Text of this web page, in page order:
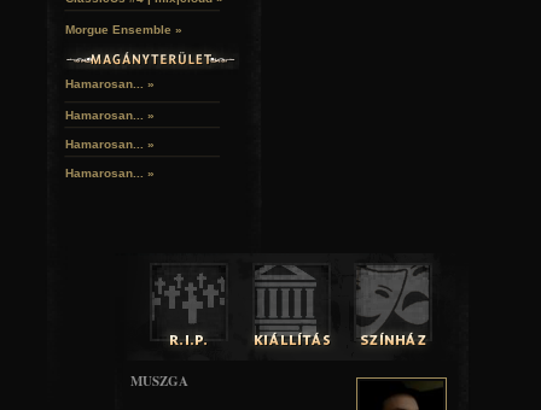
Morgue Ensemble »
Hamarosan... »
Hamarosan... »
Hamarosan... »
Hamarosan... »
MUSZGA